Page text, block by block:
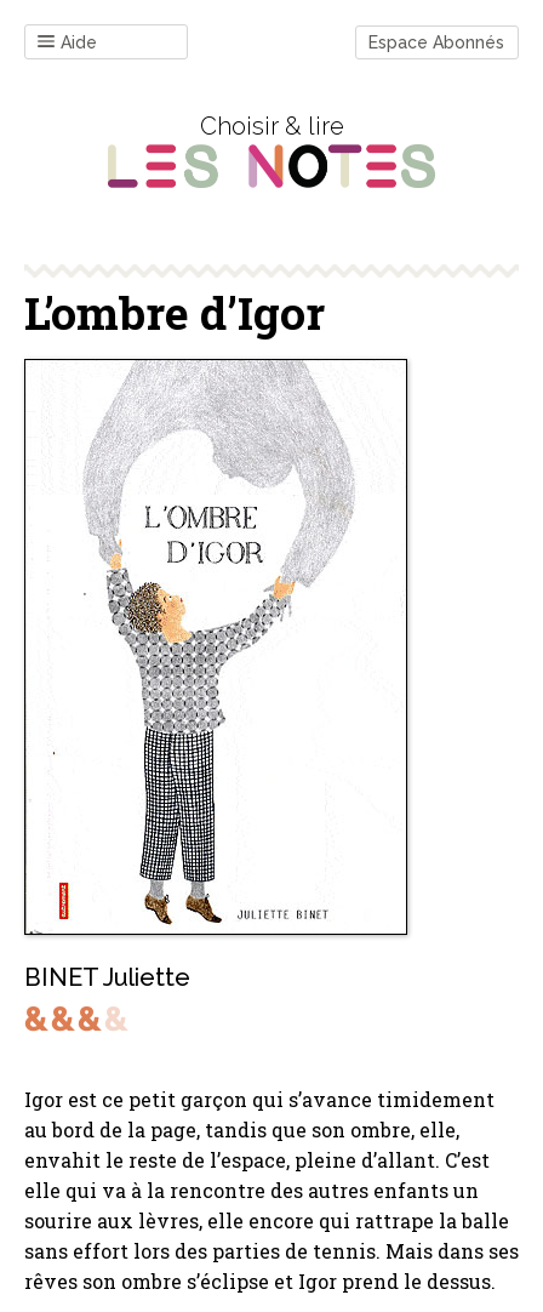
Aide Espace Abonnés
Choisir & lire
L’ombre d’Igor
BINET Juliette
Igor est ce petit garçon qui s’avance timidement
au bord de la page, tandis que son ombre, elle,
envahit le reste de l’espace, pleine d’allant. C’est
elle qui va à la rencontre des autres enfants un
sourire aux lèvres, elle encore qui rattrape la balle
sans effort lors des parties de tennis. Mais dans ses
rêves son ombre s’éclipse et Igor prend le dessus.